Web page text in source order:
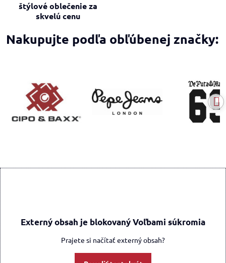
štýlové oblečenie za
skvelú cenu
Nakupujte podľa obľúbenej značky:
Externý obsah je blokovaný Voľbami súkromia
Prajete si načítať externý obsah?